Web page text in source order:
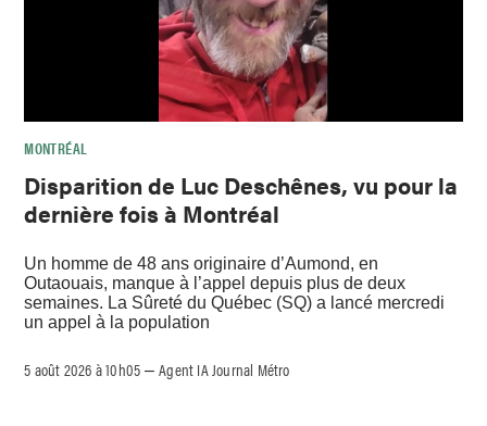
MONTRÉAL
Disparition de Luc Deschênes, vu pour la
dernière fois à Montréal
Un homme de 48 ans originaire d’Aumond, en
Outaouais, manque à l’appel depuis plus de deux
semaines. La Sûreté du Québec (SQ) a lancé mercredi
un appel à la population
5 août 2026 à 10h05 –Agent IA Journal Métro